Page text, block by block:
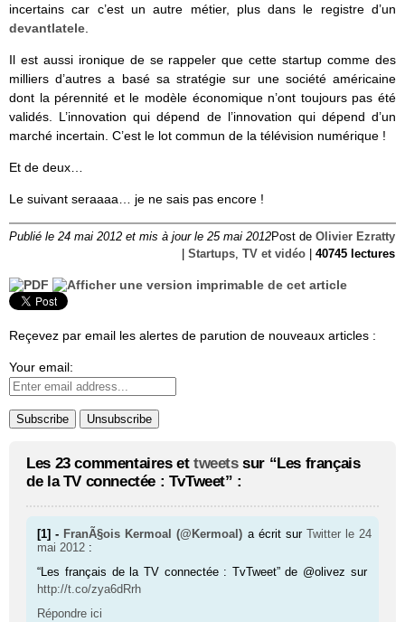
incertains car c’est un autre métier, plus dans le registre d’un
devantlatele
Il est aussi ironique de se rappeler que cette startup comme des
milliers d’autres a basé sa stratégie sur une société américaine
dont la pérennité et le modèle économique n’ont toujours pas été
validés. L’innovation qui dépend de l’innovation qui dépend d’un
marché incertain. C’est le lot commun de la télévision numérique !
Et de deux…
Le suivant seraaaa… je ne sais pas encore !
Publié le 24 mai 2012 et mis à jour le 25 mai 2012Post de Olivier Ezratty
Startups, TV et vidéo 40745 lectures
Reçevez par email les alertes de parution de nouveaux articles :
Your email:
Les 23 commentaires et tweetssur “Les français
de la TV connectée : TvTweet” :
[1] - FranÃ§ois Kermoal (@Kermoal) a écrit sur Twitter le 24
mai 2012 :
“Les français de la TV connectée : TvTweet” de @olivez sur
http://t.co/zya6dRrh
Répondre ici